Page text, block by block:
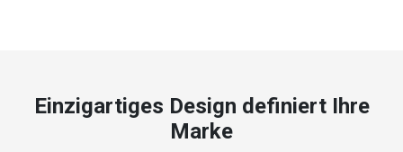
Einzigartiges Design definiert Ihre
Marke